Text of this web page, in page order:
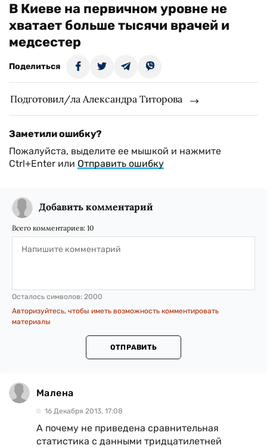
В Киеве на первичном уровне не
хватает больше тысячи врачей и
медсестер
Поделиться
Подготовил/ла Александра Титорова
Заметили ошибку?
Пожалуйста, выделите ее мышкой и нажмите
Ctrl+Enter или Отправить ошибку
Добавить комментарий
Всего комментариев: 10
Осталось символов: 2000
Авторизуйтесь, чтобы иметь возможность комментировать
материалы
ОТПРАВИТЬ
Малена
16 Декабря 2013, 17:08
А почему не приведена сравнительная
статистика с данными тридцатилетней